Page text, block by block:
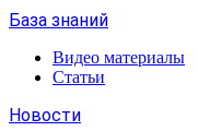
База знаний
Видео материалы
Статьи
Новости